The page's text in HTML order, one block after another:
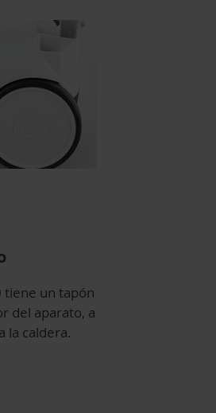
tiene un tapón
del aparato, a
la caldera.